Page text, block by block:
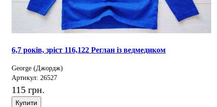
6,7 років, зріст 116,122 Реглан із ведмедиком
George (Джордж)
Артикул: 26527
115 грн.
Купити